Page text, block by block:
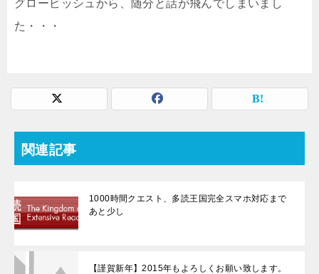
グロービッシュから、随分と話が飛んでしまいまし
た・・・
関連記事
1000時間クエスト、多読王国完全スマホ対応まで
あと少し
【謹賀新年】2015年もよろしくお願い致します。